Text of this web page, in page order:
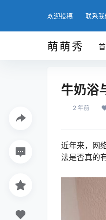
欢迎投稿 联系我
萌萌秀
牛奶浴
2 年前
近年来，网
法是否真的